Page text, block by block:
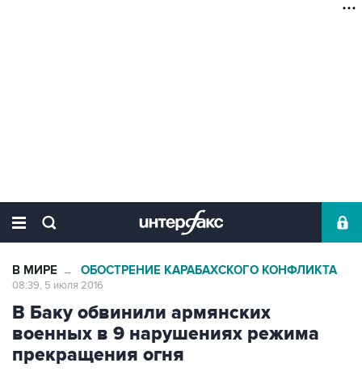
В МИРЕ → ОБОСТРЕНИЕ КАРАБАХСКОГО КОНФЛИКТА
08:39, 5 июля 2016
В Баку обвинили армянских
военных в 9 нарушениях режима
прекращения огня